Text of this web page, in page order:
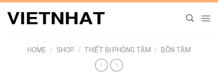
Chuyển
đến
HOME
/ SHOP / THIẾT BỊ PHÒNG TẮM / BỒN TẮM